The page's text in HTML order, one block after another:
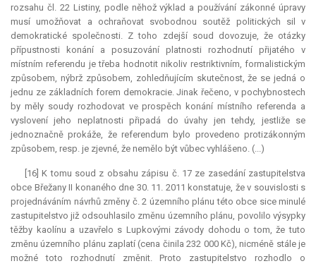
rozsahu čl. 22 Listiny, podle něhož výklad a používání zákonné úpravy
musí umožňovat a ochraňovat svobodnou soutěž politických sil v
demokratické společnosti. Z toho zdejší soud dovozuje, že otázky
přípustnosti konání a posuzování platnosti rozhodnutí přijatého v
místním referendu je třeba hodnotit nikoliv restriktivním, formalistickým
způsobem, nýbrž způsobem, zohledňujícím skutečnost, že se jedná o
jednu ze základních forem demokracie. Jinak řečeno, v pochybnostech
by měly soudy rozhodovat ve prospěch konání místního referenda a
vyslovení jeho neplatnosti připadá do úvahy jen tehdy, jestliže se
jednoznačně prokáže, že referendum bylo provedeno protizákonným
způsobem, resp. je zjevné, že nemělo být vůbec vyhlášeno. (...)
[16] K tomu soud z obsahu zápisu č. 17 ze zasedání zastupitelstva
obce Břežany II konaného dne 30. 11. 2011 konstatuje, že v souvislosti s
projednáváním návrhů změny č. 2 územního plánu této obce sice minulé
zastupitelstvo již odsouhlasilo změnu územního plánu, povolilo výsypky
těžby kaolínu a uzavřelo s Lupkovými závody dohodu o tom, že tuto
změnu územního plánu zaplatí (cena činila 232 000 Kč), nicméně stále je
možné toto rozhodnutí změnit. Proto zastupitelstvo rozhodlo o